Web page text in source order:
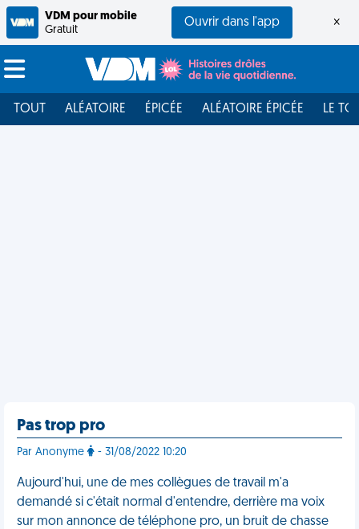
VDM pour mobile
Gratuit
Ouvrir dans l'app ×
TOUT ALÉATOIRE ÉPICÉE ALÉATOIRE ÉPICÉE LE
Pas trop pro
Par Anonyme - 31/08/2022 10:20
Aujourd'hui, une de mes collègues de travail m'a
demandé si c'était normal d'entendre, derrière ma voix
sur mon annonce de téléphone pro, un bruit de chasse